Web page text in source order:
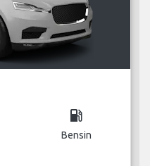
local_gas_station
Bensin